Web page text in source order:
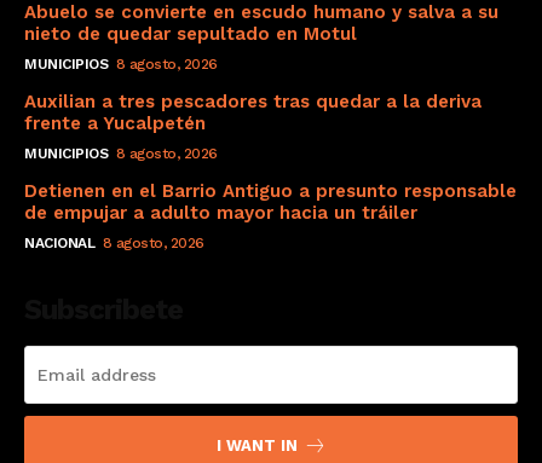
Abuelo se convierte en escudo humano y salva a su
nieto de quedar sepultado en Motul
MUNICIPIOS 8 agosto, 2026
Auxilian a tres pescadores tras quedar a la deriva
frente a Yucalpetén
MUNICIPIOS 8 agosto, 2026
Detienen en el Barrio Antiguo a presunto responsable
de empujar a adulto mayor hacia un tráiler
NACIONAL 8 agosto, 2026
I WANT IN